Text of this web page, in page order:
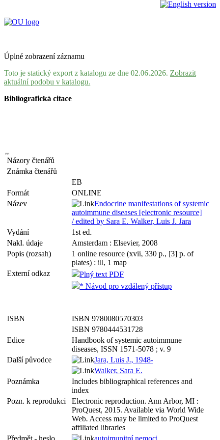
Úplné zobrazení záznamu
Toto je statický export z katalogu ze dne 02.06.2026. Zobrazit
aktuální podobu v katalogu.
Bibliografická citace
Názory čtenářů
Známka čtenářů
EB
Formát
ONLINE
Název
Endocrine manifestations of systemic
autoimmune diseases [electronic resource]
/ edited by Sara E. Walker, Luis J. Jara
Vydání
1st ed.
Nakl. údaje
Amsterdam : Elsevier, 2008
Popis (rozsah)
1 online resource (xvii, 330 p., [3] p. of
plates) : ill, 1 map
Externí odkaz
Plný text PDF
* Návod pro vzdálený přístup
ISBN
ISBN 9780080570303
ISBN 9780444531728
Edice
Handbook of systemic autoimmune
diseases, ISSN 1571-5078 ; v. 9
Další původce
Jara, Luis J., 1948-
Walker, Sara E.
Poznámka
Includes bibliographical references and
index
Pozn. k reprodukci
Electronic reproduction. Ann Arbor, MI :
ProQuest, 2015. Available via World Wide
Web. Access may be limited to ProQuest
affiliated libraries
Předmět - heslo
autoimunitní nemoci